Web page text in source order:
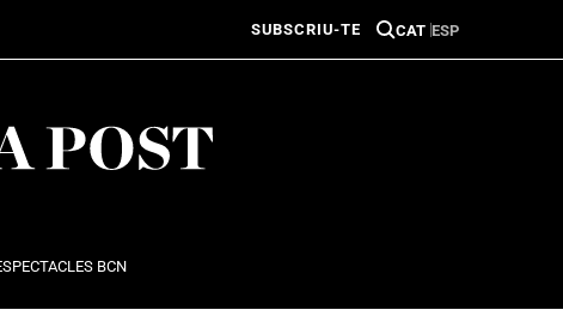
SUBSCRIU-TE CAT ESP
BCN